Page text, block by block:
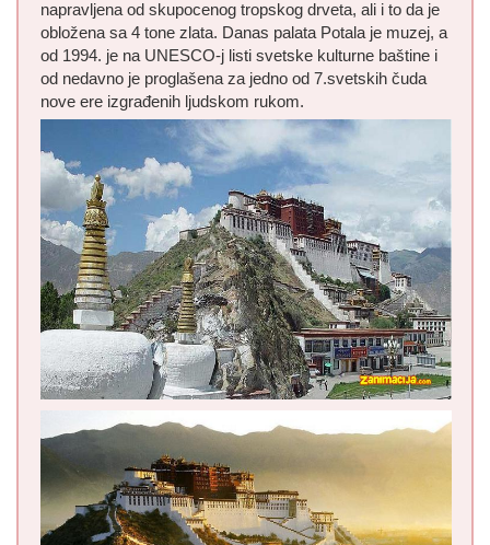
napravljena od skupocenog tropskog drveta, ali i to da je
obložena sa 4 tone zlata. Danas palata Potala je muzej, a
od 1994. je na UNESCO-j listi svetske kulturne baštine i
od nedavno je proglašena za jedno od 7.svetskih čuda
nove ere izgrađenih ljudskom rukom.